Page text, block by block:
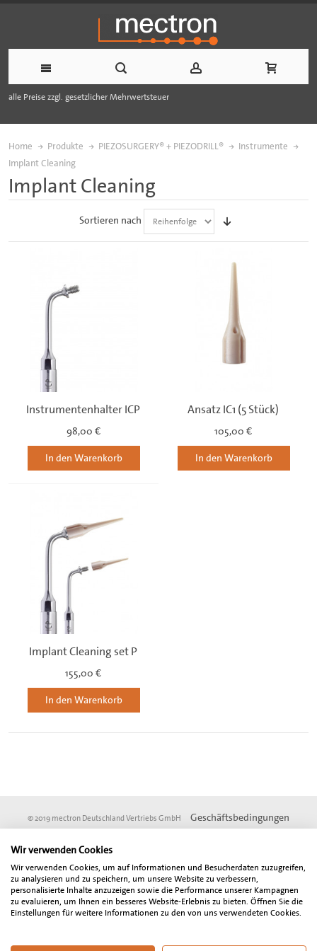
alle Preise zzgl. gesetzlicher Mehrwertsteuer
Home Produkte PIEZOSURGERY® + PIEZODRILL®
Instrumente
Implant Cleaning
Implant Cleaning
Sortieren nach
Instrumentenhalter ICP
98,00 €
In den Warenkorb
Ansatz IC1 (5 Stück)
105,00 €
In den Warenkorb
Implant Cleaning set P
155,00 €
In den Warenkorb
© 2019 mectron Deutschland Vertriebs GmbH
Geschäftsbedingungen
Fundgrube. Alle angegebenen Preise sind Netto-Preise und verstehen sich zzgl.
der gesetzlich gültigen Mehrwertsteuer. Der Gesamtbetrag inklusive
Mehrwertsteuer wird bei Abschluß der Bestellung gesondert ausgewiesen.
Unser Angebot richtet sich ausschließlich an Zahnärzte, Oralchirurgen, MKG-
Wir verwenden Cookies
Wir verwenden Cookies, um auf Informationen und Besucherdaten zuzugreifen,
zu analysieren und zu speichern, um unsere Website zu verbessern,
personalisierte Inhalte anzuzeigen sowie die Performance unserer Kampagnen
zu evaluieren, um Ihnen ein besseres Website-Erlebnis zu bieten. Öffnen Sie die
Einstellungen für weitere Informationen zu den von uns verwendeten Cookies.